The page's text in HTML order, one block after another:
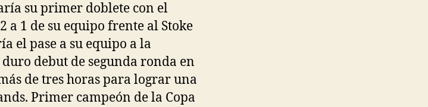
su primer doblete con el
1 de su equipo frente al Stoke
el pase a su equipo a la
debut de segunda ronda en
de tres horas para lograr una
Primer campeón de la Copa